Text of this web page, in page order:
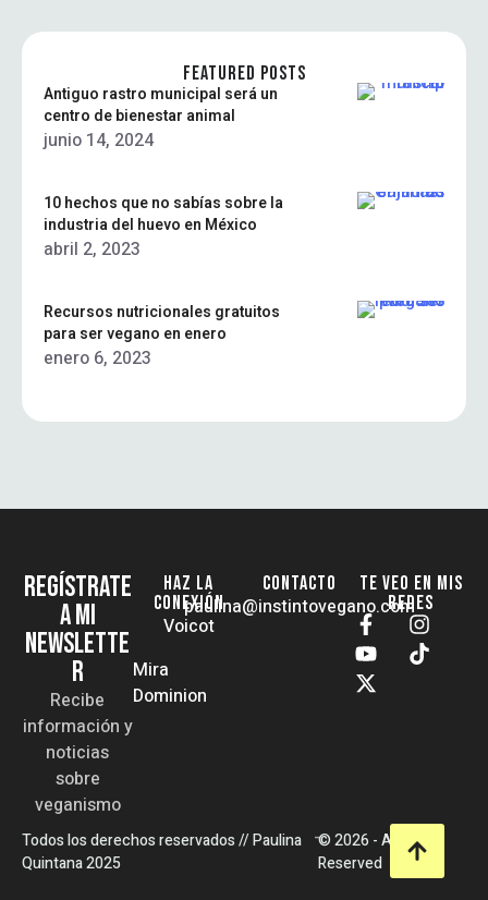
FEATURED POSTS
Antiguo rastro municipal será un
centro de bienestar animal
junio 14, 2024
10 hechos que no sabías sobre la
industria del huevo en México
abril 2, 2023
Recursos nutricionales gratuitos
para ser vegano en enero
enero 6, 2023
REGÍSTRATE
A MI
NEWSLETTE
R
Recibe
información y
noticias
sobre
veganismo
HAZ LA
CONEXIÓN
Voicot
Mira
Dominion
CONTACTO
paulina@instintovegano.com
TE VEO EN MIS
REDES
Todos los derechos reservados // Paulina
Quintana 2025
-© 2026 - All Rights
Reserved